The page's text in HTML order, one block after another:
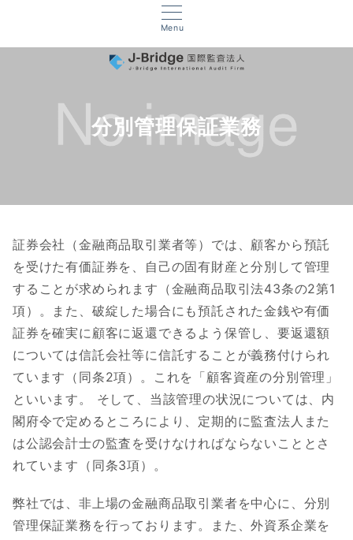
Menu
分別管理保証業務
証券会社（金融商品取引業者等）では、顧客から預託
を受けた有価証券を、自己の固有財産と分別して管理
することが求められます（金融商品取引法43条の2第1
項）。また、破綻した場合にも預託された金銭や有価
証券を確実に顧客に返還できるよう保管し、要返還額
については信託会社等に信託することが義務付けられ
ています（同条2項）。これを「顧客資産の分別管理」
といいます。 そして、当該管理の状況については、内
閣府令で定めるところにより、定期的に監査法人また
は公認会計士の監査を受けなければならないこととさ
れています（同条3項）。
弊社では、非上場の金融商品取引業者を中心に、分別
管理保証業務を行っております。また、外資系企業を